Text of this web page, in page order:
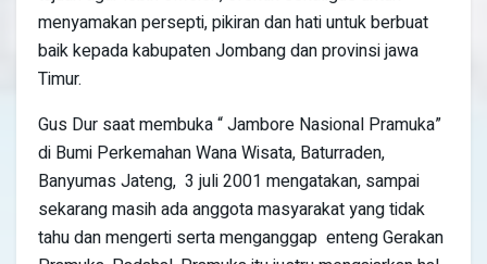
menyamakan persepti, pikiran dan hati untuk berbuat
baik kepada kabupaten Jombang dan provinsi jawa
Timur.
Gus Dur saat membuka “ Jambore Nasional Pramuka”
di Bumi Perkemahan Wana Wisata, Baturraden,
Banyumas Jateng, 3 juli 2001 mengatakan, sampai
sekarang masih ada anggota masyarakat yang tidak
tahu dan mengerti serta menganggap enteng Gerakan